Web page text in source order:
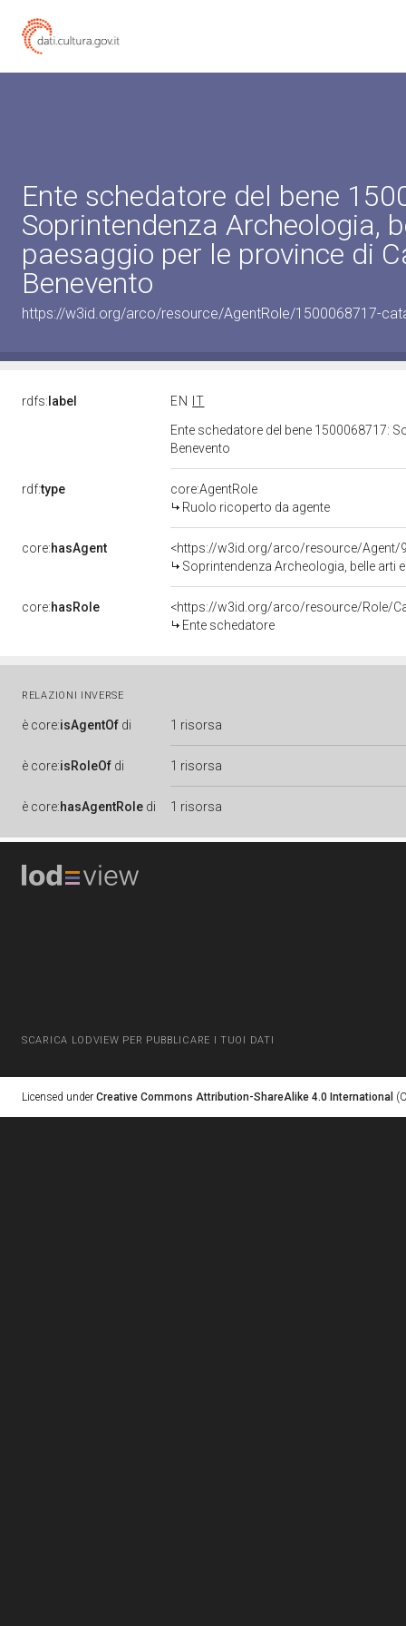
Ente schedatore del bene
Soprintendenza Archeologia,
paesaggio per le province di
Benevento
https://w3id.org/arco/resource/AgentRole/1500068717-
rdfs: label EN
IT
Ente schedatore del bene 1500068717:
Benevento
rdf:type
core:AgentRole
Ruolo ricoperto da agente
core:hasAgent
<https://w3id.org/arco/resource/Agent/
Soprintendenza Archeologia, belle arti
core:hasRole
<https://w3id.org/arco/resource/Role/
Ente schedatore
RELAZIONI INVERSE
è core:isAgentOf di 1 risorsa
è core:isRoleOf di 1 risorsa
è core:hasAgentRole di 1 risorsa
SCARICA LODVIEW PER PUBBLICARE I TUOI DATI
Licensed under Creative Commons Attribution-ShareAlike 4.0 International